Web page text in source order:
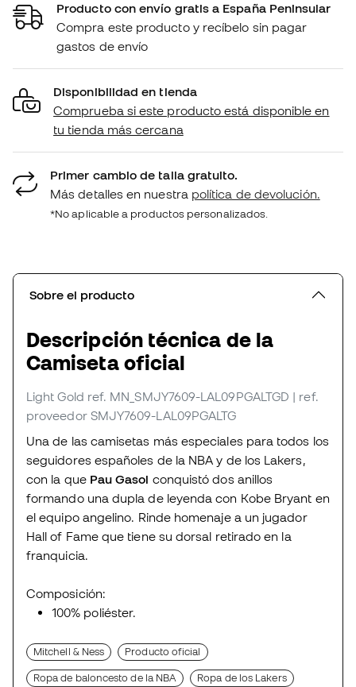
Producto con envío gratis a España Peninsular
Compra este producto y recíbelo sin pagar
gastos de envío
Disponibilidad en tienda
Comprueba si este producto está disponible en
tu tienda más cercana
Primer cambio de talla gratuito.
Más detalles en nuestra política de devolución.
*No aplicable a productos personalizados.
Sobre el producto
Descripción técnica de la
Camiseta oficial
Light Gold ref. MN_SMJY7609-LAL09PGALTGD | ref.
proveedor SMJY7609-LAL09PGALTG
Una de las camisetas más especiales para todos los
seguidores españoles de la NBA y de los Lakers,
con la que Pau Gasol conquistó dos anillos
formando una dupla de leyenda con Kobe Bryant en
el equipo angelino. Rinde homenaje a un jugador
Hall of Fame que tiene su dorsal retirado en la
franquicia.
Composición:
100% poliéster.
Mitchell & Ness Producto oficial
Ropa de baloncesto de la NBA Ropa de los Lakers